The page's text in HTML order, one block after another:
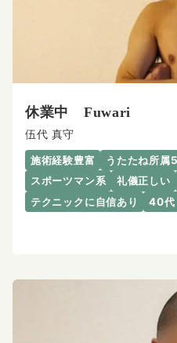
休業中 Fuwari
伍代 真守
施術経験豊富 うたたね所属
スポーツマン系
礼儀正しい
テクニックに自信あり
40代